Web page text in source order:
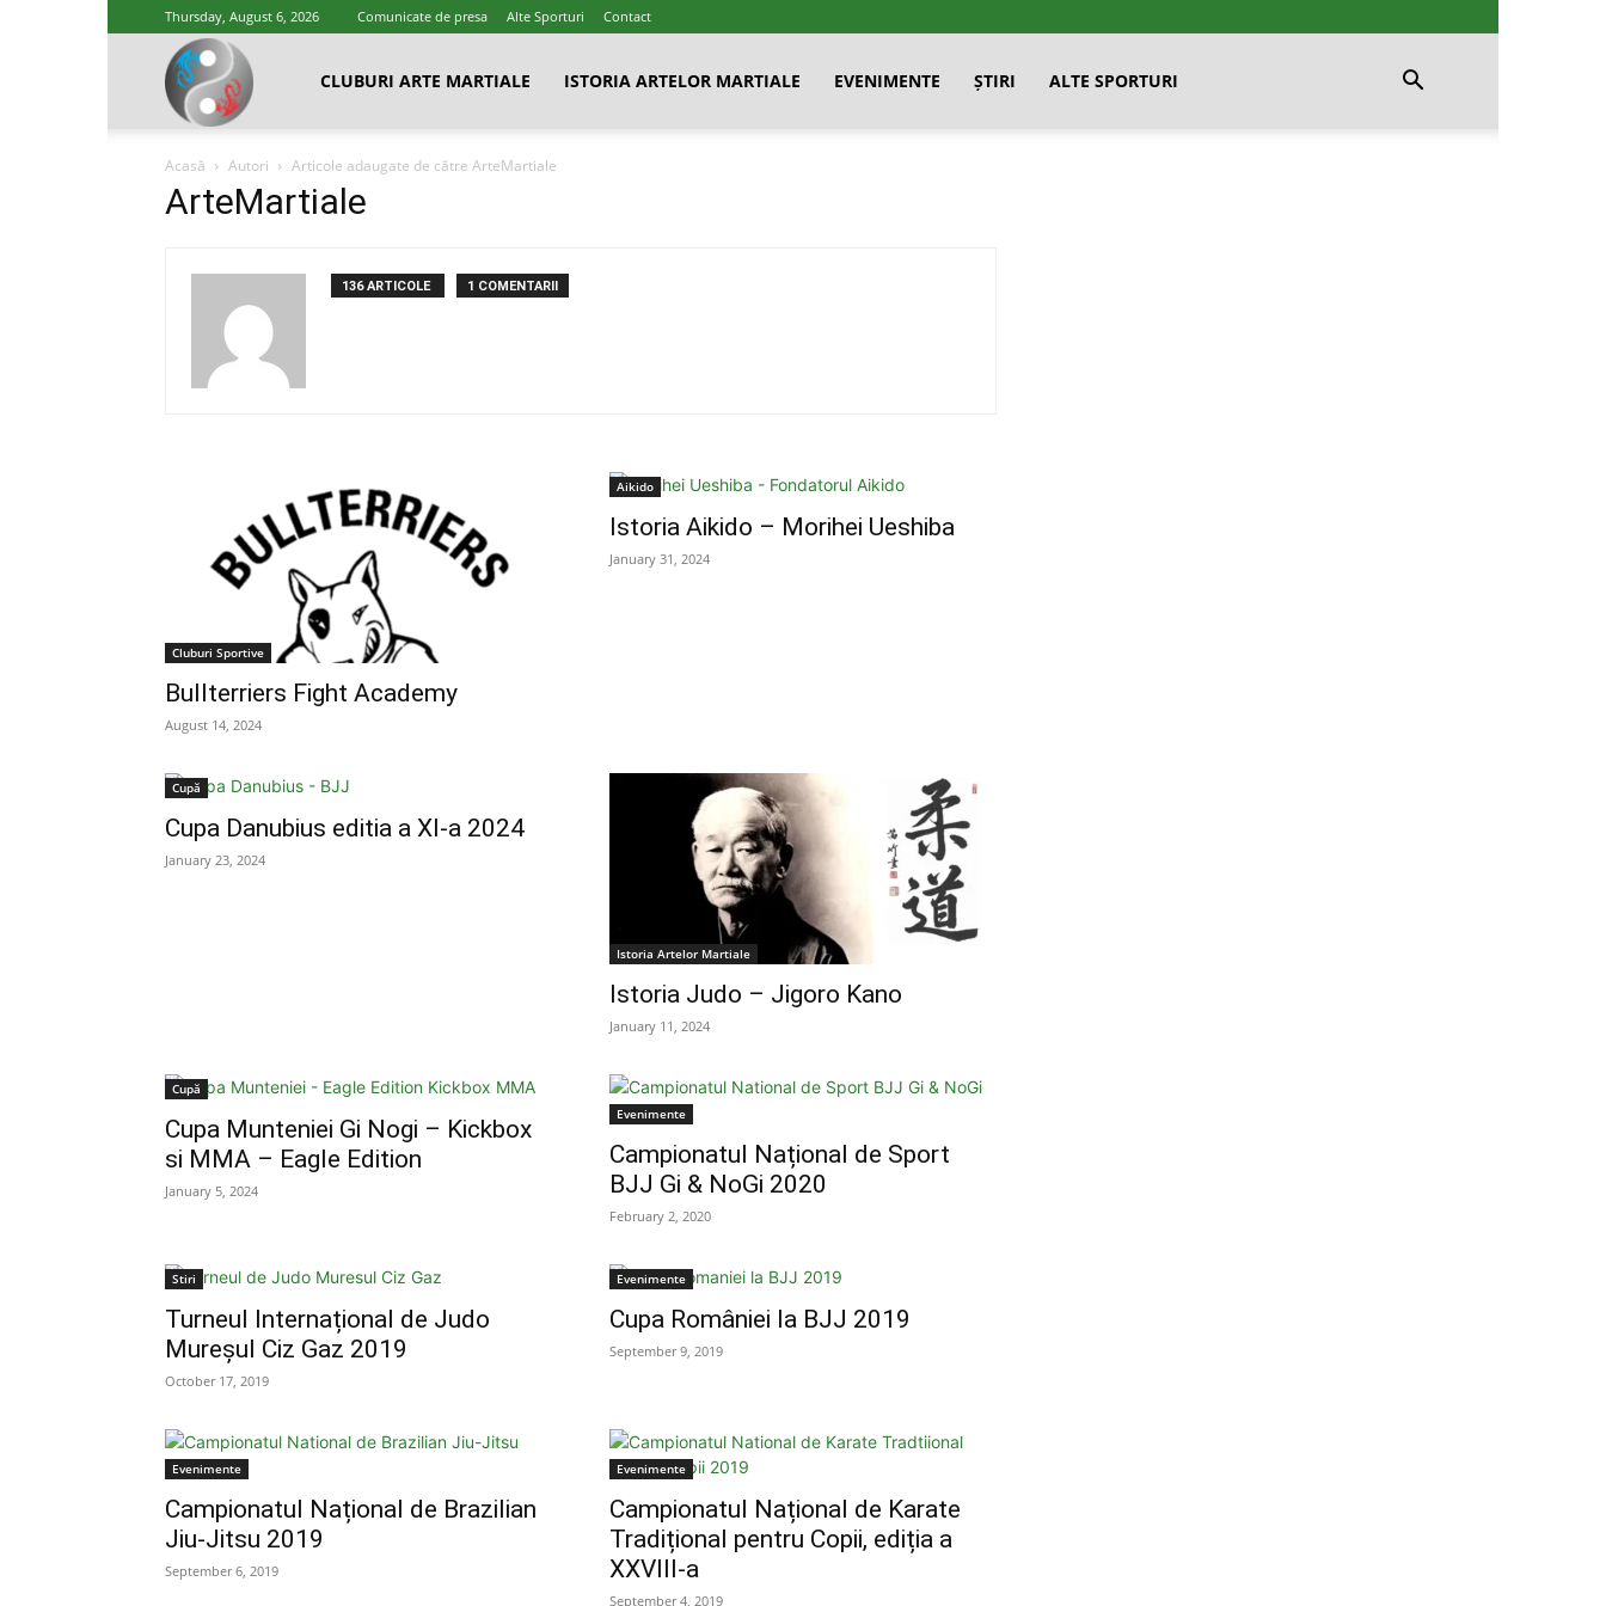
Thursday, August 6, 2026 Comunicate de presa Alte Sporturi Contact
Cluburi
Arte
Marțiale
CLUBURI ARTE MARTIALE ISTORIA ARTELOR MARTIALE EVENIMENTE ȘTIRI ALTE SPORTURI
Acasă Autori Articole adaugate de către ArteMartiale
ArteMartiale
136 ARTICOLE 1 COMENTARII
Cluburi Sportive
Bullterriers Fight Academy
August 14, 2024
Aikido
Istoria Aikido – Morihei Ueshiba
January 31, 2024
Cupă
Cupa Danubius editia a XI-a 2024
January 23, 2024
Istoria Artelor Martiale
Istoria Judo – Jigoro Kano
January 11, 2024
Cupă
Cupa Munteniei Gi Nogi – Kickbox
si MMA – Eagle Edition
January 5, 2024
Evenimente
Campionatul Național de Sport
BJJ Gi & NoGi 2020
February 2, 2020
Stiri
Turneul Internațional de Judo
Mureșul Ciz Gaz 2019
October 17, 2019
Evenimente
Cupa României la BJJ 2019
September 9, 2019
Evenimente
Campionatul Național de Brazilian
Jiu-Jitsu 2019
September 6, 2019
Evenimente
Campionatul Național de Karate
Tradițional pentru Copii, ediția a
XXVIII-a
September 4, 2019